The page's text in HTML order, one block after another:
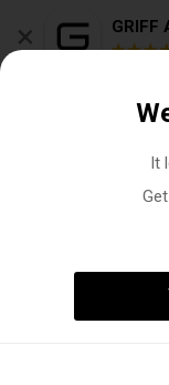
× GRIFF
It